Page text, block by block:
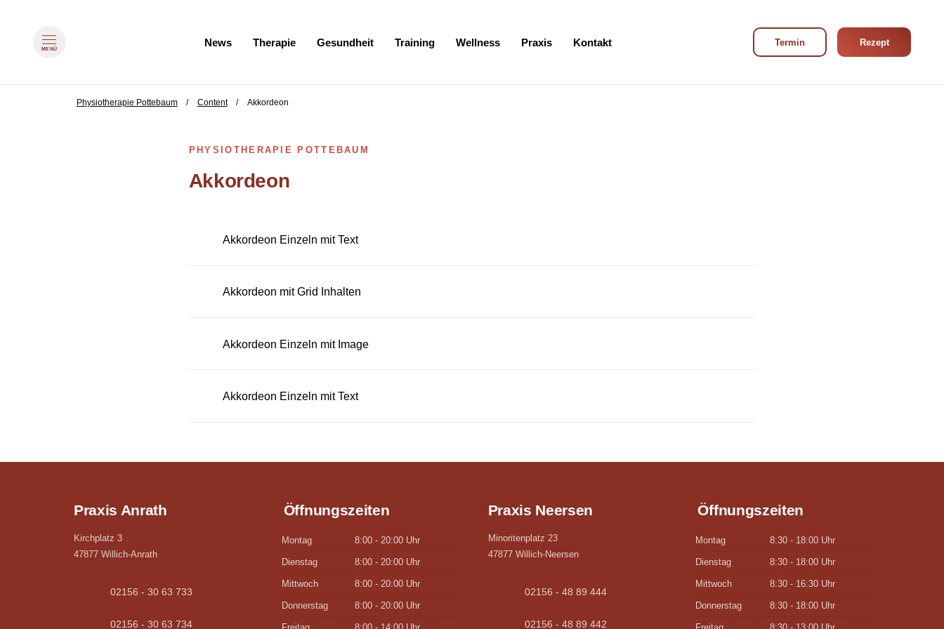
MENÜ
News Therapie Gesundheit Training Wellness Praxis Kontakt Termin Rezept
zum Inhalt springen
Physiotherapie Pottebaum Content Akkordeon
PHYSIOTHERAPIE POTTEBAUM
Akkordeon
Akkordeon Einzeln mit Text
Akkordeon mit Grid Inhalten
Akkordeon Einzeln mit Image
Akkordeon Einzeln mit Text
Praxis Anrath
Kirchplatz 3
47877 Willich-Anrath
02156 - 30 63 733
02156 - 30 63 734
Öffnungszeiten
Montag 8:00 - 20:00 Uhr
Dienstag 8:00 - 20:00 Uhr
Mittwoch 8:00 - 20:00 Uhr
Donnerstag 8:00 - 20:00 Uhr
Praxis Neersen
Minoritenplatz 23
47877 Willich-Neersen
02156 - 48 89 444
02156 - 48 89 442
Öffnungszeiten
Montag 8:30 - 18:00 Uhr
Dienstag 8:30 - 18:00 Uhr
Mittwoch 8:30 - 16:30 Uhr
Donnerstag 8:30 - 18:00 Uhr